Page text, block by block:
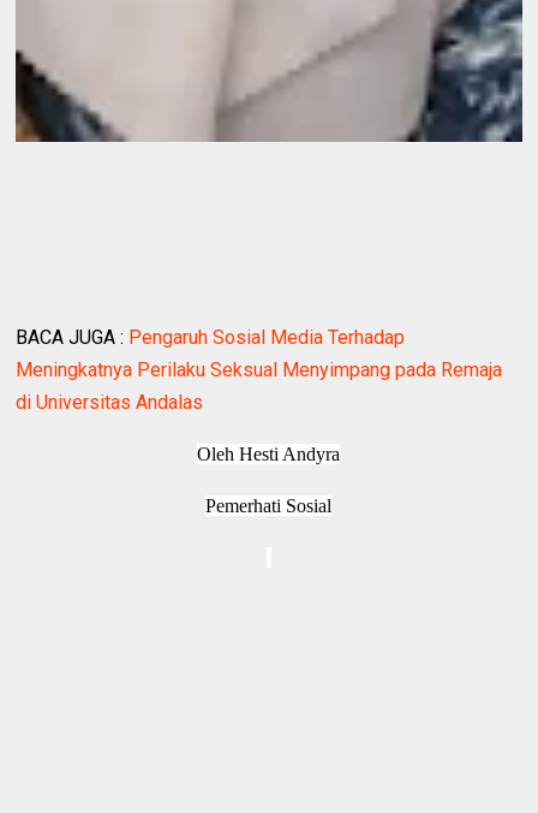
BACA JUGA : Pengaruh Sosial Media Terhadap
Meningkatnya Perilaku Seksual Menyimpang pada Remaja
di Universitas Andalas
Oleh Hesti Andyra
Pemerhati Sosial